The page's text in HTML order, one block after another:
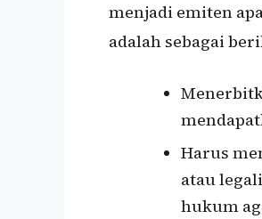
menjadi emiten
adalah sebagai
Harus
atau
hukum